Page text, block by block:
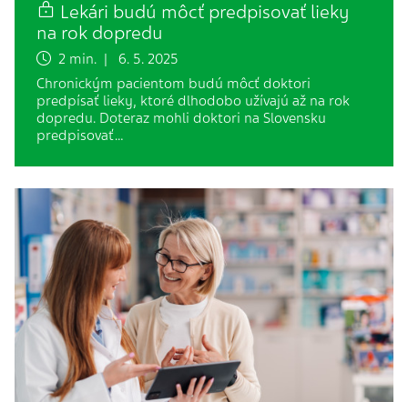
Lekári budú môcť predpisovať lieky
na rok dopredu
2 min. | 6. 5. 2025
Chronickým pacientom budú môcť doktori
predpísať lieky, ktoré dlhodobo užívajú až na rok
dopredu. Doteraz mohli doktori na Slovensku
predpisovať…